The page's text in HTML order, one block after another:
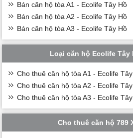
Bán căn hộ tòa A1 - Ecolife Tây Hồ
Bán căn hộ tòa A2 - Ecolife Tây Hồ
Bán căn hộ tòa A3 - Ecolife Tây Hồ
Loại căn hộ Ecolife Tây
Cho thuê căn hộ tòa A1 - Ecolife
Cho thuê căn hộ tòa A2 - Ecolife
Cho thuê căn hộ tòa A3 - Ecolife
Cho thuê căn hộ 789